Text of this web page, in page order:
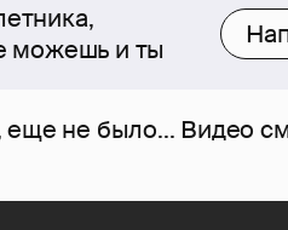
можешь и ты
не было... Видео